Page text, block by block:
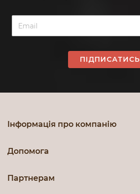
ПІДПИСАТИСЬ
Інформація про компанію
Допомога
Партнерам